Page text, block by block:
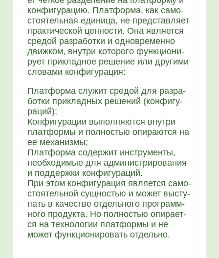
кон­фи­гу­ра­цию. Плат­фор­ма, как само­
сто­я­тель­ная еди­ни­ца, не пред­став­ля­ет
прак­ти­че­ской цен­но­сти. Она явля­ет­ся
сре­дой раз­ра­бот­ки и одно­вре­мен­но
движ­ком, внут­ри кото­ро­го функ­ци­о­ни­
ру­ет при­клад­ное реше­ние или дру­ги­ми
сло­ва­ми кон­фи­гу­ра­ция:
Плат­фор­ма слу­жит сре­дой для раз­ра­
бот­ки при­клад­ных реше­ний (кон­фи­гу­
ра­ций);
Кон­фи­гу­ра­ции выпол­ня­ют­ся внут­ри
плат­фор­мы и пол­но­стью опи­ра­ют­ся на
ее меха­низ­мы;
Плат­фор­ма содер­жит инстру­мен­ты,
необ­хо­ди­мые для адми­ни­стри­ро­ва­ния
и под­держ­ки кон­фи­гу­ра­ций.
При этом кон­фи­гу­ра­ция явля­ет­ся само­
сто­я­тель­ной сущ­но­стью и может высту­
пать в каче­стве отдель­но­го про­грамм­
но­го про­дук­та. Но пол­но­стью опи­ра­ет­
ся на тех­но­ло­гии плат­фор­мы и не
может функ­ци­о­ни­ро­вать отдель­но.